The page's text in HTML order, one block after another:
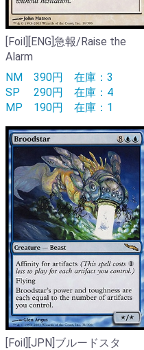
[Foil][ENG]急報/Raise the
Alarm
NM 390円 在庫：3
SP
290円 在庫：4
MP 190円 在庫：1
[Foil][JPN]ブルードスタ